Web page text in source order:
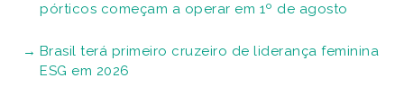
pórticos começam a operar em 1º de agosto
Brasil terá primeiro cruzeiro de liderança feminina
ESG em 2026